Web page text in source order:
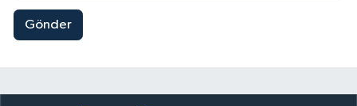
Gönder